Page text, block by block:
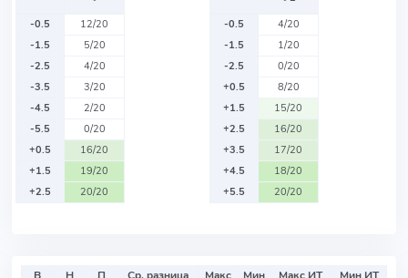
-0.5
12/20
-1.5
5/20
-2.5
4/20
-3.5
3/20
-4.5
2/20
-5.5
0/20
+0.5
16/20
+1.5
19/20
+2.5
20/20
-0.5
4/20
-1.5
1/20
-2.5
0/20
+0.5
8/20
+1.5
15/20
+2.5
16/20
+3.5
17/20
+4.5
18/20
+5.5
20/20